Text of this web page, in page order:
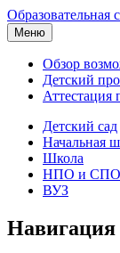
Образовательная
Меню
Обзор
Детский
Аттестация
Детский сад
Начальная
Школа
НПО и СПО
ВУЗ
Навигация